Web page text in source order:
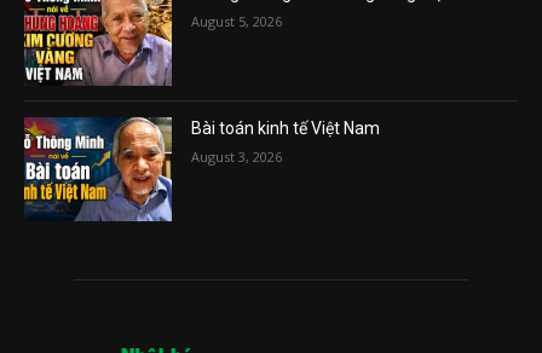
August 5, 2026
Bài toán kinh tế Việt Nam
August 3, 2026